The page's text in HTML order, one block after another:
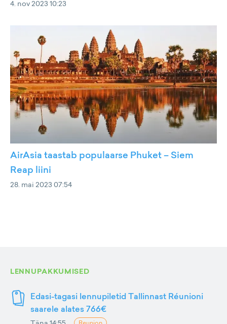
4. nov 2023 10:23
AirAsia taastab populaarse Phuket – Siem
Reap liini
28. mai 2023 07:54
LENNUPAKKUMISED
Edasi-tagasi lennupiletid Tallinnast Réunioni
saarele alates 766€